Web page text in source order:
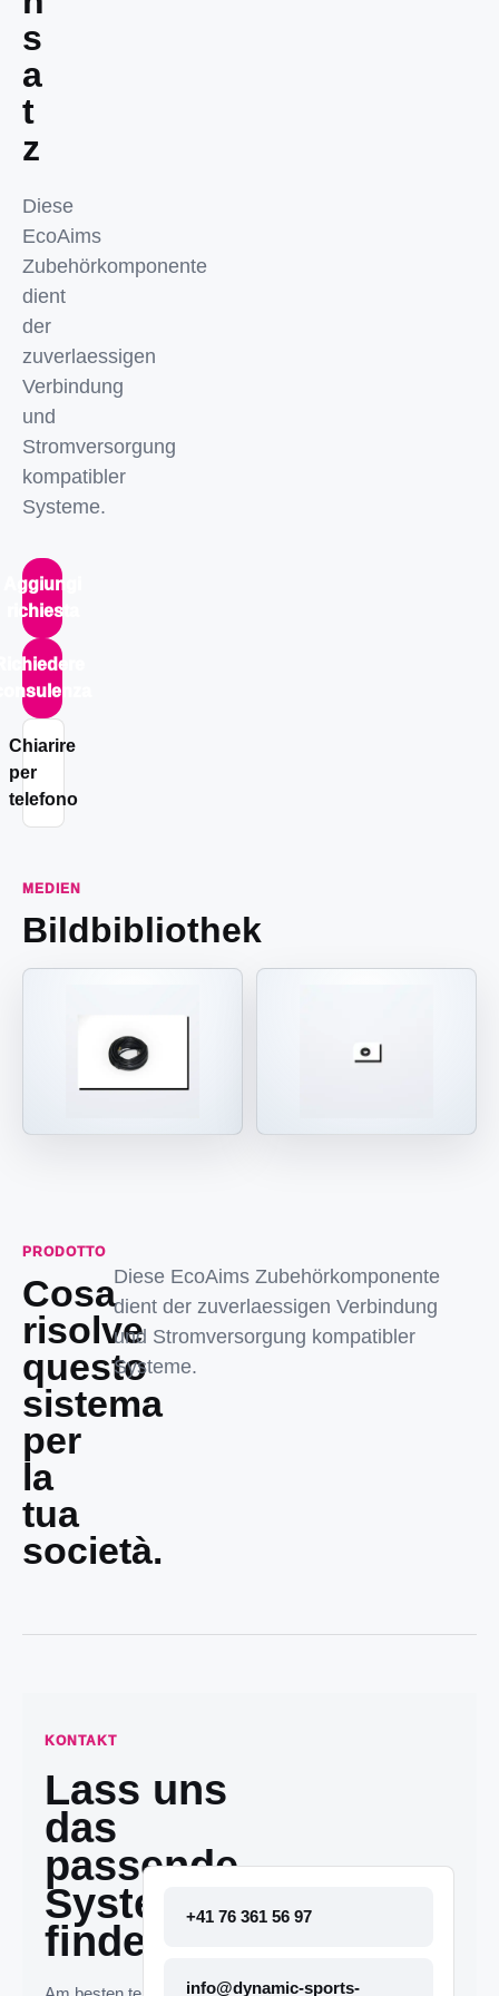
s
a
t
z
Diese
EcoAims
Zubehörkomponente
dient
der
zuverlaessigen
Verbindung
und
Stromversorgung
kompatibler
Systeme.
Aggiungi
richiesta
Chiarire
per
telefono
MEDIEN
Bildbibliothek
PRODOTTO
Cosa
risolve
questo
sistema
per
la
tua
società.
Diese EcoAims Zubehörkomponente
dient der zuverlaessigen Verbindung
und Stromversorgung kompatibler
Systeme.
KONTAKT
Lass uns
das
passende
System
finden.
+41 76 361 56 97
info@dynamic-sports-